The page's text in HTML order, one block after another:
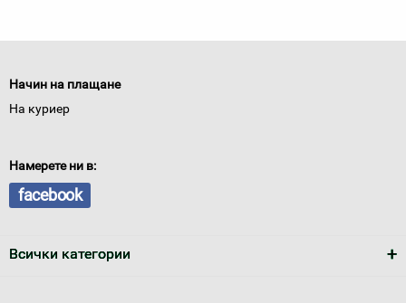
Начин на плащане
На куриер
Намерете ни в:
facebook
Всички категории